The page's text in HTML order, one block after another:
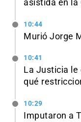
asistida en la
10:44
Murió Jorge
10:41
La Justicia le
qué
10:29
Imputaron a